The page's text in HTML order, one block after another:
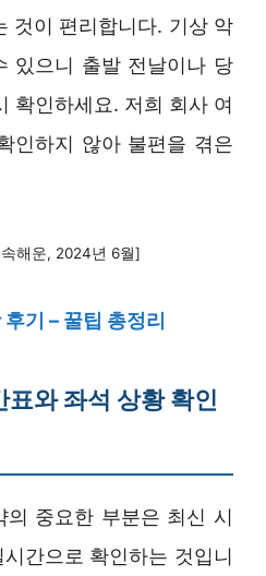
것이 편리합니다. 기상 악
있으니 출발 전날이나 당
확인하세요. 저희 회사 여
인하지 않아 불편을 겪은
해운, 2024년 6월]
기 – 꿀팁 총정리
표와 좌석 상황 확인
중요한 부분은 최신 시
간으로 확인하는 것입니